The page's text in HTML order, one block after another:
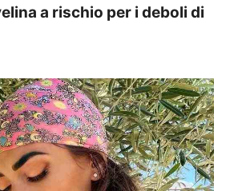
a rischio per i deboli di